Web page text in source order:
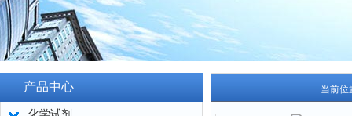
产品中心 当前位